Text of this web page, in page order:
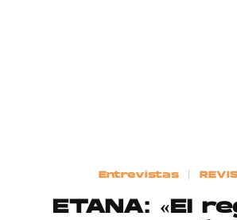
Entrevistas
ETANA: «El